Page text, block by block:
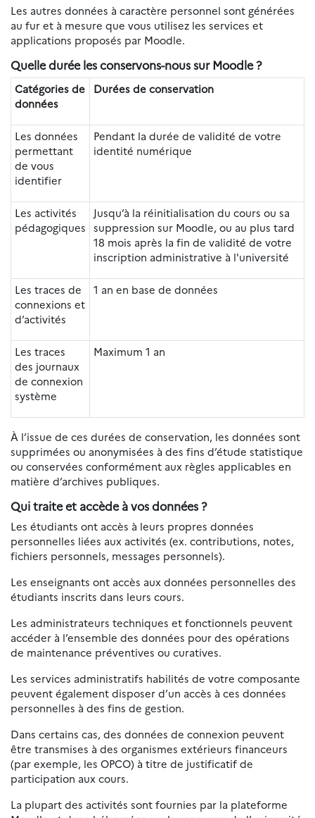
Les autres données à caractère personnel sont générées
au fur et à mesure que vous utilisez les services et
applications proposés par Moodle.
Quelle durée les conservons-nous sur Moodle ?
Catégories de
données
Durées de conservation
Les données
permettant
de vous
identifier
Pendant la durée de validité de votre
identité numérique
Les activités
pédagogiques
Jusqu’à la réinitialisation du cours ou sa
suppression sur Moodle, ou au plus tard
18 mois après la fin de validité de votre
inscription administrative à l'université
Les traces de
connexions et
d’activités
1 an en base de données
Les traces
des journaux
de connexion
système
Maximum 1 an
À l’issue de ces durées de conservation, les données sont
supprimées ou anonymisées à des fins d’étude statistique
ou conservées conformément aux règles applicables en
matière d’archives publiques.
Qui traite et accède à vos données ?
Les étudiants ont accès à leurs propres données
personnelles liées aux activités (ex. contributions, notes,
fichiers personnels, messages personnels).
Les enseignants ont accès aux données personnelles des
étudiants inscrits dans leurs cours.
Les administrateurs techniques et fonctionnels peuvent
accéder à l’ensemble des données pour des opérations
de maintenance préventives ou curatives.
Les services administratifs habilités de votre composante
peuvent également disposer d’un accès à ces données
personnelles à des fins de gestion.
Dans certains cas, des données de connexion peuvent
être transmises à des organismes extérieurs financeurs
(par exemple, les OPCO) à titre de justificatif de
participation aux cours.
La plupart des activités sont fournies par la plateforme